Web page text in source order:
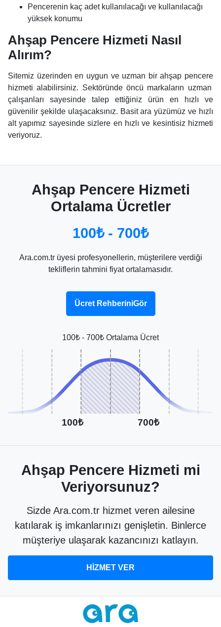
Pencerenin kaç adet kullanılacağı ve kullanılacağı
yüksek konumu
Ahşap Pencere Hizmeti Nasıl
Alırım?
Sitemiz üzerinden en uygun ve uzman birahşap pencere
hizmeti alabilirsiniz. Sektöründe öncü markaların uzman
çalışanları sayesinde talep ettiğiniz ürün en hızlı ve
güvenilir şekilde ulaşacaksınız. Basit ara yüzümüz ve hızlı
alt yapımız sayesinde sizlere en hızlı ve kesintisiz hizmeti
veriyoruz.
Ahşap Pencere Hizmeti
Ortalama Ücretler
100₺ - 700₺
Ara.com.tr üyesi profesyonellerin, müşterilere verdiği
tekliflerin tahmini fiyat ortalamasıdır.
Ücret RehberiniGör
100₺ - 700₺ Ortalama Ücret
100₺ 700₺
Ahşap Pencere Hizmeti mi
Veriyorsunuz?
Sizde Ara.com.tr hizmet veren ailesine
katılarak iş imkanlarınızı genişletin. Binlerce
müşteriye ulaşarak kazancınızı katlayın.
HİZMET VER